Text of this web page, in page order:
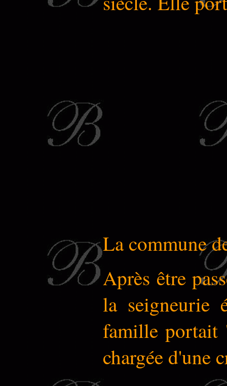
La commune
Après être
la seigneurie
famille portait
chargée d'une